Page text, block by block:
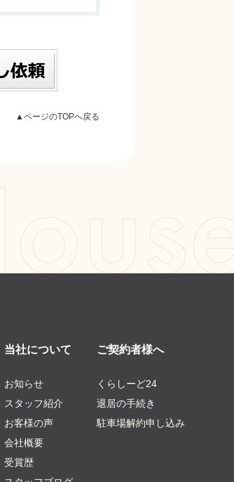
▲ページのTOPへ戻る
当社について
お知らせ
スタッフ紹介
お客様の声
会社概要
受賞歴
ご契約者様へ
くらしーど24
退居の手続き
駐車場解約申し込み